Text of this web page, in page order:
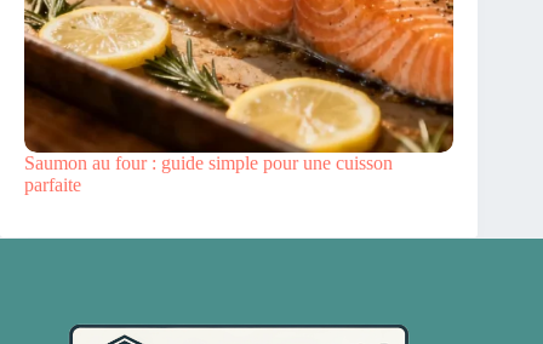
Saumon au four : guide simple pour une cuisson
parfaite